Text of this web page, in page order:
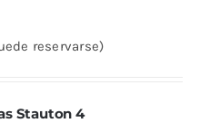
reservarse)
Stauton 4